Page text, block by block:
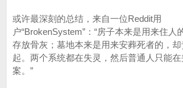
或许最深刻的总结，来自一位Reddit用
户“BrokenSystem”：“房子本来是用来住人
存放骨灰；墓地本来是用来安葬死者的，
起。两个系统都在失灵，然后普通人只能
案。”